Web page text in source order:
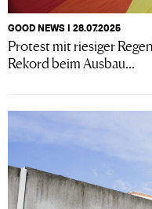
GOOD NEWS I 28.07.2025
Protest mit riesiger
Rekord beim Ausbau...